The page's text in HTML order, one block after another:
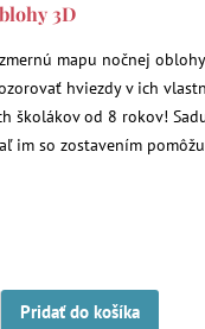
3D
mapu nočnej
hviezdy v ich
školákov od 8 rokov!
im so zostavením
Pridať do košíka